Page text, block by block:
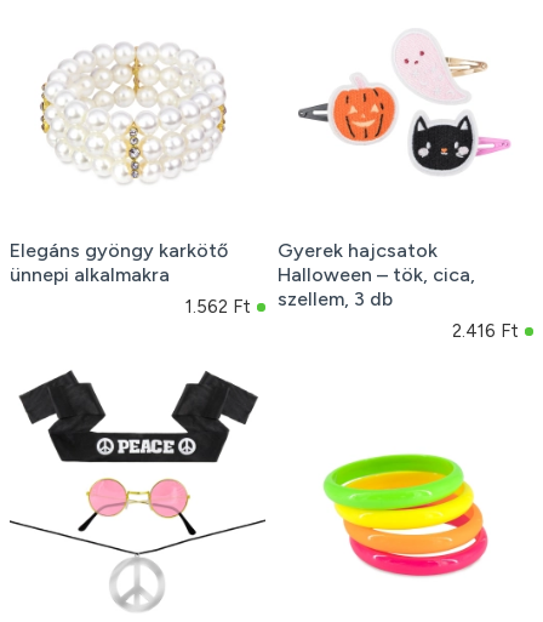
Elegáns gyöngy karkötő
ünnepi alkalmakra
1.562 Ft
Gyerek hajcsatok
Halloween – tök, cica,
szellem, 3 db
2.416 Ft